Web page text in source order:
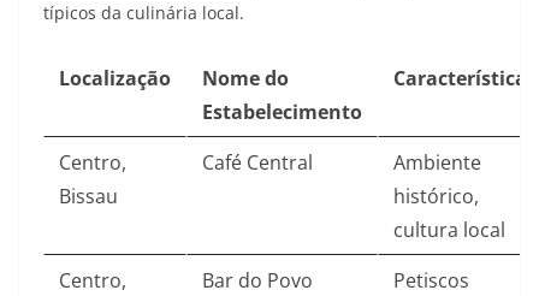
típicos da culinária local.
Localização
Nome do
Estabelecimento
Características
Centro,
Bissau
Café Central
Ambiente
histórico,
cultura local
Centro,
Bar do Povo
Petiscos